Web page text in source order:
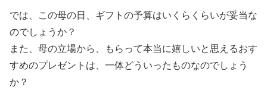
では、この母の日、ギフトの予算はいくらくらいが妥当な
のでしょうか？
また、母の立場から、もらって本当に嬉しいと思えるおす
すめのプレゼントは、一体どういったものなのでしょう
か？